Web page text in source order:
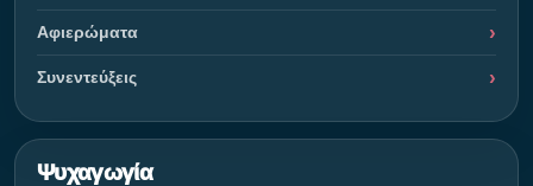
Αφιερώματα
Συνεντεύξεις
Ψυχαγωγία